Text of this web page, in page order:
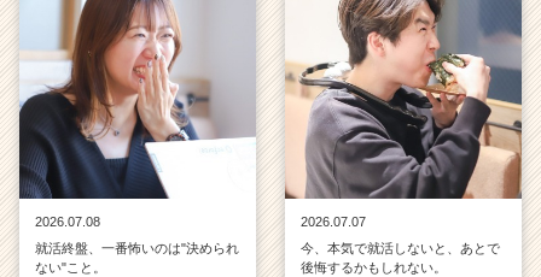
2026.07.08
就活終盤、一番怖いのは"決められ
ない"こと。
2026.07.07
今、本気で就活しないと、あとで
後悔するかもしれない。